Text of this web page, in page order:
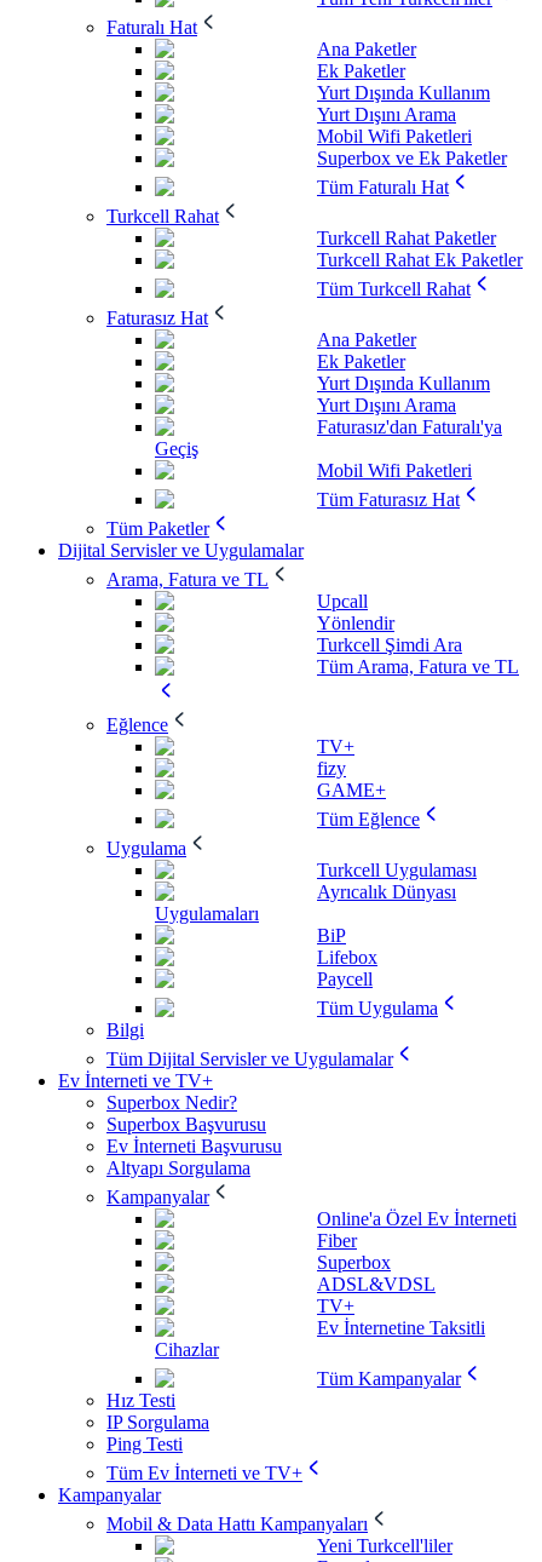
Faturalı Hat
Ana Paketler
Ek Paketler
Yurt Dışında Kullanım
Yurt Dışını Arama
Mobil Wifi Paketleri
Superbox ve Ek Paketler
Tüm Faturalı Hat
Turkcell Rahat
Turkcell Rahat Paketler
Turkcell Rahat Ek Paketler
Tüm Turkcell Rahat
Faturasız Hat
Ana Paketler
Ek Paketler
Yurt Dışında Kullanım
Yurt Dışını Arama
Faturasız'dan Faturalı'ya
Geçiş
Mobil Wifi Paketleri
Tüm Faturasız Hat
Tüm Paketler
Dijital Servisler ve Uygulamalar
Arama, Fatura ve TL
Upcall
Yönlendir
Turkcell Şimdi Ara
Tüm Arama, Fatura ve TL
Eğlence
TV+
fizy
GAME+
Tüm Eğlence
Uygulama
Turkcell Uygulaması
Ayrıcalık Dünyası
Uygulamaları
BiP
Lifebox
Paycell
Tüm Uygulama
Bilgi
Tüm Dijital Servisler ve Uygulamalar
Ev İnterneti ve TV+
Superbox Nedir?
Superbox Başvurusu
Ev İnterneti Başvurusu
Altyapı Sorgulama
Kampanyalar
Online'a Özel Ev İnterneti
Fiber
Superbox
ADSL&VDSL
TV+
Ev İnternetine Taksitli
Cihazlar
Tüm Kampanyalar
Hız Testi
IP Sorgulama
Ping Testi
Tüm Ev İnterneti ve TV+
Kampanyalar
Mobil & Data Hattı Kampanyaları
Yeni Turkcell'liler